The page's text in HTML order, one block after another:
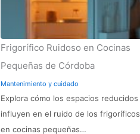
Frigorífico Ruidoso en Cocinas
Pequeñas de Córdoba
Mantenimiento y cuidado
Explora cómo los espacios reducidos
influyen en el ruido de los frigoríficos
en cocinas pequeñas…